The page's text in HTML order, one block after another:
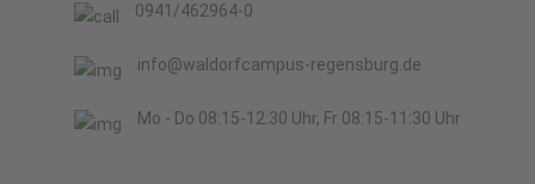
0941/462964-0
info@waldorfcampus-regensburg.de
Mo - Do 08:15-12:30 Uhr, Fr 08:15-11:30 Uhr